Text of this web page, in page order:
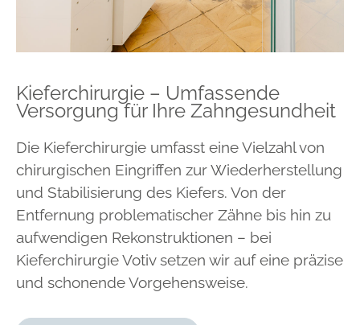
Kieferchirurgie – Umfassende
Versorgung für Ihre Zahngesundheit
Die Kieferchirurgie umfasst eine Vielzahl von
chirurgischen Eingriffen zur Wiederherstellung
und Stabilisierung des Kiefers. Von der
Entfernung problematischer Zähne bis hin zu
aufwendigen Rekonstruktionen – bei
Kieferchirurgie Votiv setzen wir auf eine präzise
und schonende Vorgehensweise.